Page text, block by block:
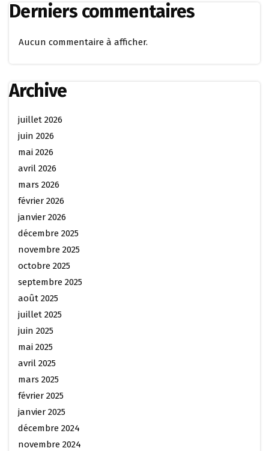
Derniers commentaires
Aucun commentaire à afficher.
Archive
juillet 2026
juin 2026
mai 2026
avril 2026
mars 2026
février 2026
janvier 2026
décembre 2025
novembre 2025
octobre 2025
septembre 2025
août 2025
juillet 2025
juin 2025
mai 2025
avril 2025
mars 2025
février 2025
janvier 2025
décembre 2024
novembre 2024